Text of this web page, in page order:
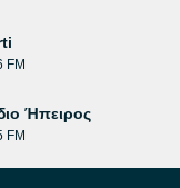
FM
Ήπειρος
FM